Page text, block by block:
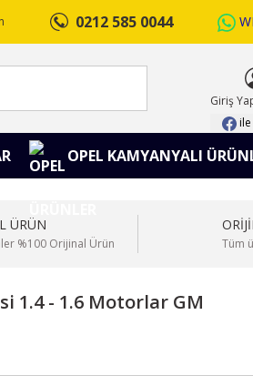
0212 585 0044
Giriş
OPEL KAMYANYALI
ÜRÜN
%100 Orijinal Ürün Tüm
1.4 - 1.6 Motorlar GM